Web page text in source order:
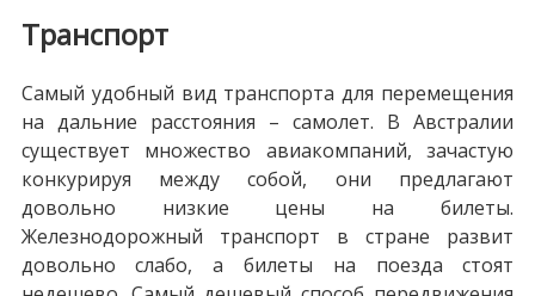
Транспорт
Самый удобный вид транспорта для перемещения
на дальние расстояния – самолет. В Австралии
существует множество авиакомпаний, зачастую
конкурируя между собой, они предлагают
довольно низкие цены на билеты.
Железнодорожный транспорт в стране развит
довольно слабо, а билеты на поезда стоят